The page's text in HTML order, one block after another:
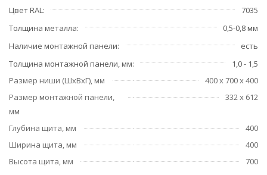
Цвет RAL
7035
Толщина металла
0,5-0,8 мм
Наличие монтажной панели
есть
Толщина монтажной панели, мм
1,0 - 1,5
Размер ниши (ШхВхГ), мм
400 х 700 х 400
Размер монтажной панели,
мм
332 х 612
Глубина щита, мм
400
Ширина щита, мм
400
Высота щита, мм
700